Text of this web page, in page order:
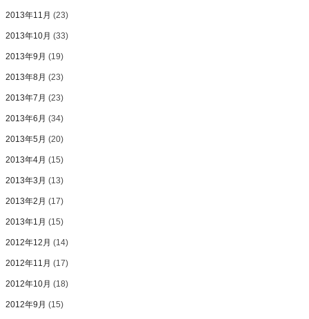
2013年11月 (23)
2013年10月 (33)
2013年9月 (19)
2013年8月 (23)
2013年7月 (23)
2013年6月 (34)
2013年5月 (20)
2013年4月 (15)
2013年3月 (13)
2013年2月 (17)
2013年1月 (15)
2012年12月 (14)
2012年11月 (17)
2012年10月 (18)
2012年9月 (15)